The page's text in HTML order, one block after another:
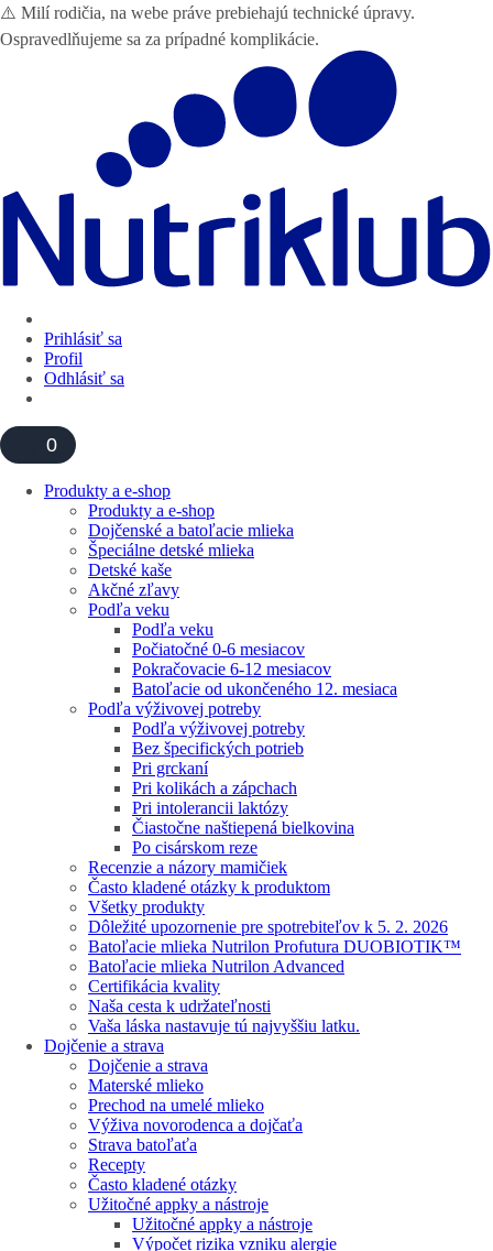
⚠️ Milí rodičia, na webe práve prebiehajú technické úpravy.
Ospravedlňujeme sa za prípadné komplikácie.
Prihlásiť sa
Profil
Odhlásiť sa
0
Produkty a e-shop
Produkty a e-shop
Dojčenské a batoľacie mlieka
Špeciálne detské mlieka
Detské kaše
Akčné zľavy
Podľa veku
Podľa veku
Počiatočné 0-6 mesiacov
Pokračovacie 6-12 mesiacov
Batoľacie od ukončeného 12. mesiaca
Podľa výživovej potreby
Podľa výživovej potreby
Bez špecifických potrieb
Pri grckaní
Pri kolikách a zápchach
Pri intolerancii laktózy
Čiastočne naštiepená bielkovina
Po cisárskom reze
Recenzie a názory mamičiek
Často kladené otázky k produktom
Všetky produkty
Dôležité upozornenie pre spotrebiteľov k 5. 2. 2026
Batoľacie mlieka Nutrilon Profutura DUOBIOTIK™
Batoľacie mlieka Nutrilon Advanced
Certifikácia kvality
Naša cesta k udržateľnosti
Vaša láska nastavuje tú najvyššiu latku.
Dojčenie a strava
Dojčenie a strava
Materské mlieko
Prechod na umelé mlieko
Výživa novorodenca a dojčaťa
Strava batoľaťa
Recepty
Často kladené otázky
Užitočné appky a nástroje
Užitočné appky a nástroje
Výpočet rizika vzniku alergie